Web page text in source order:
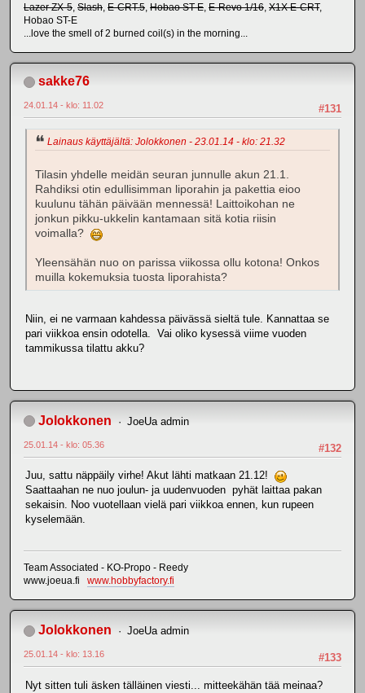
Lazer ZX-5, Slash, E-CRT.5, Hobao ST-E, E-Revo 1/16, X1X E-CRT,
Hobao ST-E
...love the smell of 2 burned coil(s) in the morning...
sakke76
#131
24.01.14 - klo: 11.02
Lainaus käyttäjältä: Jolokkonen - 23.01.14 - klo: 21.32
Tilasin yhdelle meidän seuran junnulle akun 21.1.
Rahdiksi otin edullisimman liporahin ja pakettia eioo
kuulunu tähän päivään mennessä! Laittoikohan ne
jonkun pikku-ukkelin kantamaan sitä kotia riisin
voimalla?
Yleensähän nuo on parissa viikossa ollu kotona! Onkos
muilla kokemuksia tuosta liporahista?
Niin, ei ne varmaan kahdessa päivässä sieltä tule. Kannattaa se
pari viikkoa ensin odotella. Vai oliko kysessä viime vuoden
tammikussa tilattu akku?
Jolokkonen JoeUa admin
#132
25.01.14 - klo: 05.36
Juu, sattu näppäily virhe! Akut lähti matkaan 21.12!
Saattaahan ne nuo joulun- ja uudenvuoden pyhät laittaa pakan
sekaisin. Noo vuotellaan vielä pari viikkoa ennen, kun rupeen
kyselemään.
Team Associated - KO-Propo - Reedy
www.joeua.fi www.hobbyfactory.fi
Jolokkonen JoeUa admin
#133
25.01.14 - klo: 13.16
Nyt sitten tuli äsken tälläinen viesti... mitteekähän tää meinaa?